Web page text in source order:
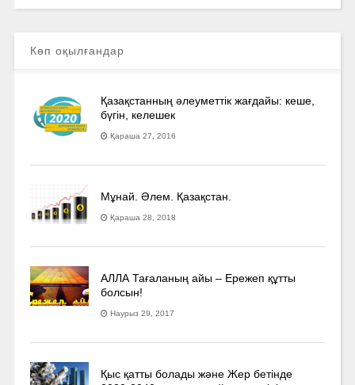
Көп оқылғандар
Қазақстанның әлеуметтік жағдайы: кеше,
бүгін, келешек
Қараша 27, 2016
Мұнай. Әлем. Қазақстан.
Қараша 28, 2018
АЛЛА Тағаланың айы – Ережеп құтты
болсын!
Наурыз 29, 2017
Қыс қатты болады және Жер бетінде